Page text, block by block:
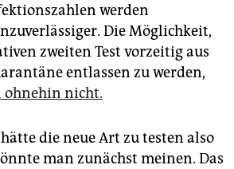
werden
Die Möglichkeit,
zweiten Test vorzeitig aus
entlassen zu werden,
ohnehin nicht.
die neue Art zu testen also
man zunächst meinen. Das